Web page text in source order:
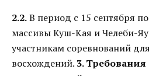
2.2.В период с 15 сентября
массивы Куш-Кая и Челеби-
участникам соревнований
восхождений. 3.